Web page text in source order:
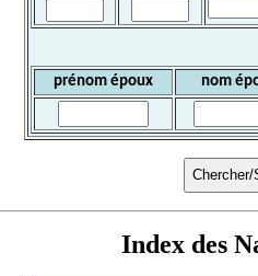
prénom époux nom
Index des